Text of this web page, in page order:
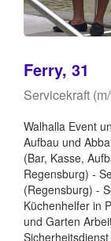
Ferry, 31
Servicekraft
Walhalla Event
Aufbau und
(Bar, Kasse,
Regensburg) -
(Regensburg) -
Küchenhelfer in
und Garten